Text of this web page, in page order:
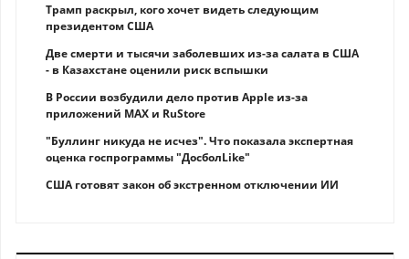
Трамп раскрыл, кого хочет видеть следующим
президентом США
Две смерти и тысячи заболевших из-за салата в США
- в Казахстане оценили риск вспышки
В России возбудили дело против Apple из-за
приложений MAX и RuStore
"Буллинг никуда не исчез". Что показала экспертная
оценка госпрограммы "ДосболLike"
США готовят закон об экстренном отключении ИИ